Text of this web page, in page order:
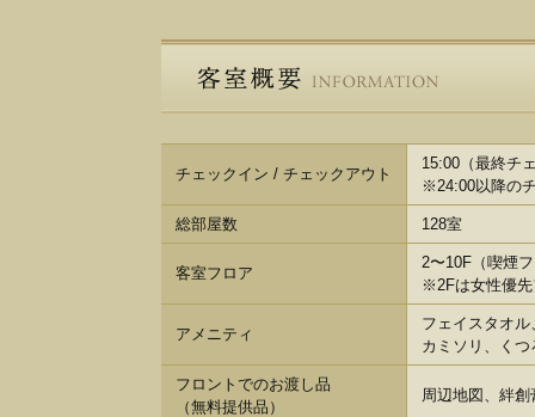
チェックイン / チェックアウト
15:00（最終チ
※24:00以降の
総部屋数 128室
客室フロア
2〜10F（喫煙
※2Fは女性優先
アメニティ
フェイスタオ
カミソリ、く
フロントでのお渡し品
（無料提供品）
周辺地図、絆